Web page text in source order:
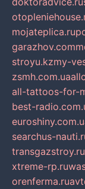
mojateplica.ru
garazhov.com
stroyu.kzmy-
zsmh.com.ua
all-tattoos-for-
best-
searchus-
transgazstroy.ru
xtreme-rp.ru
orenferma.ru